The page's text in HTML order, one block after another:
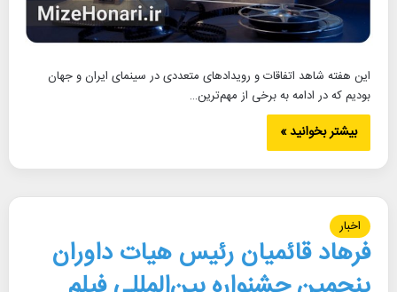
این هفته شاهد اتفاقات و رویدادهای متعددی در سینمای ایران و جهان
بودیم که در ادامه به برخی از مهم‌ترین…
بیشتر بخوانید »
اخبار
فرهاد قائمیان رئیس هیات داوران